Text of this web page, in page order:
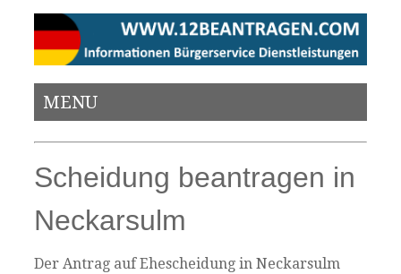
MENU
Scheidung beantragen in
Neckarsulm
Der Antrag auf Ehescheidung in Neckarsulm